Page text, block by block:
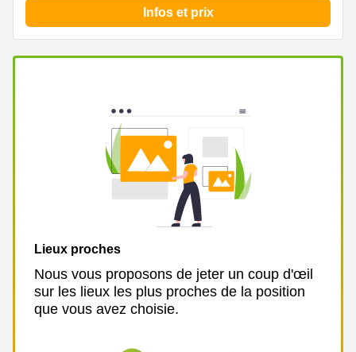
Infos et prix
Lieux proches
Nous vous proposons de jeter un coup d'œil
sur les lieux les plus proches de la position
que vous avez choisie.